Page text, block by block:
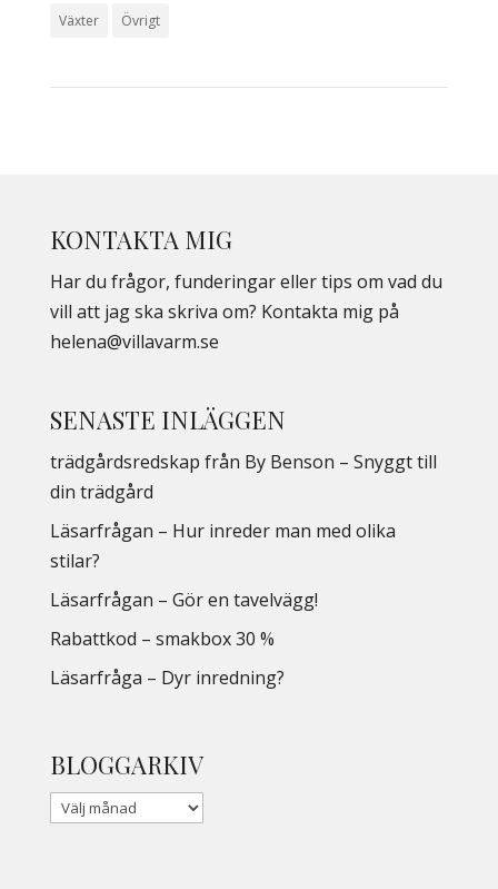
Växter Övrigt
KONTAKTA MIG
Har du frågor, funderingar eller tips om vad du
vill att jag ska skriva om? Kontakta mig på
helena@villavarm.se
SENASTE INLÄGGEN
trädgårdsredskap från By Benson – Snyggt till
din trädgård
Läsarfrågan – Hur inreder man med olika
stilar?
Läsarfrågan – Gör en tavelvägg!
Rabattkod – smakbox 30 %
Läsarfråga – Dyr inredning?
BLOGGARKIV